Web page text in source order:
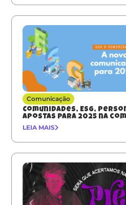
Comunicação
Comunidades, ESG,
apostas para 2025 na
LEIA MAIS